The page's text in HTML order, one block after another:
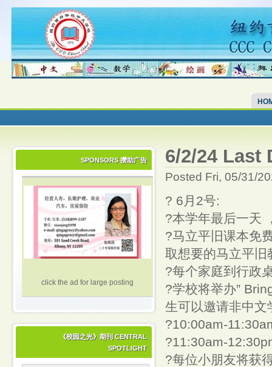
SPONSORS 攒助广告
click the ad for large posting
《校园之光》期刊 CENTRAL
SPOTLIGHT
6/2/24 Last
Posted Fri, 05/31/
? 6月2号:
?本学年最后一天
?马立平旧课本免
取想要的马立平旧
?每个家庭到行政
?学校将举办”
生可以邀请非中文
?10:00am-
?11:30am-
?每位小朋友将获